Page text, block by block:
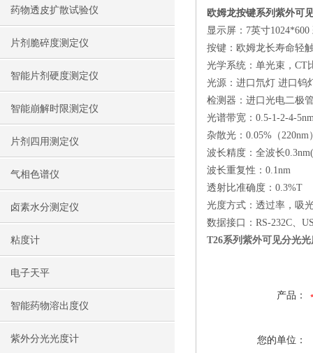
药物透皮扩散试验仪
片剂脆碎度测定仪
智能片剂硬度测定仪
智能崩解时限测定仪
片剂四用测定仪
气相色谱仪
卤素水分测定仪
粘度计
电子天平
智能药物溶出度仪
紫外分光光度计
欧姆龙按键系列紫外可
显示屏：7英寸
按键：欧姆龙长寿命轻
光学系统：单光束，CT
光源：进口氘灯 进口钨
检测器：进口光电二极
光谱带宽：0.5-1-2-4-
杂散光：0.05%（220nm
波长精度：全波长
波长重复性：0.1nm
透射比准确度：0.3%T
光度方式：透过率，吸
数据接口：RS-232C、
T26系列紫外可见分光光
产品：
您的单位：